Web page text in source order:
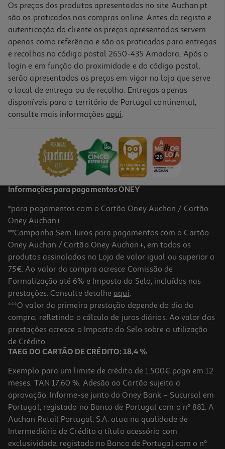
-30%
Livro Ursito Tito - Piloto De Avião De Benji Davies
PVP de editor
-30%
Livro Ursito Tito: Piloto De Corrida
6.93 €/un
9,90 € PVP de editor
6,93 €
Promoção
-30%
Os preços dos produtos apresentados no site Auchan.pt
são os praticados nas compras online. Antes do registo e
autenticação do cliente os preços apresentados servem
apenas como referência e são os praticados para entregas
e recolhas no código postal 2650-435 Amadora. Após o
login e em função da proximidade e do código postal,
serão apresentados os preços em vigor na loja que serve
o local de entrega ou de recolha. Entregas apenas
disponíveis para o território de Portugal continental,
consulte mais informações aqui.
Informações para pagamentos ONEY
*para pagamentos com o Cartão Oney Auchan / Cartão
Oney Auchan+.
**Campanha Sem Juros para pagamentos com o Cartão
Oney Auchan / Cartão Oney Auchan+, em todos os
produtos assinalados na Loja de valor igual ou superior a
75€. Ao valor da compra acresce Comissão de
Formalização até 6% e Imposto do Selo, incluídos nas
prestações. Consulte detalhe aqui.
***O valor da primeira prestação depende do dia da
compra, refletindo o cálculo de juros diários. Ao valor das
prestações acresce o Imposto do Selo sobre a utilização
de Crédito.
TAEG DO CARTÃO DE CRÉDITO: 18,4 %
Exemplo para um limite de crédito de 1.500€ pago em 12
meses. TAN 17,60 %. Adesão ao Cartão sujeita a
aprovação. Informe-se junto do Oney Bank – Sucursal em
Portugal, registado no Banco de Portugal com o nº 881. A
Auchan Retail Portugal, S.A. atua na qualidade de
Intermediário de Crédito a título acessório com
exclusividade, registado no Banco de Portugal com o nº